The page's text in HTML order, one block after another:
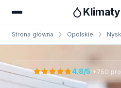
Strona główna Opolskie
Otrzymaj bezpłatną wycenę
4.8/5 +750